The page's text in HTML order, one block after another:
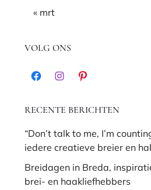
« mrt
VOLG ONS
FacebookInstagramPinterest
RECENTE BERICHTEN
“Don’t talk to me, I’m
iedere creatieve breier en
Breidagen in Breda,
brei- en haakliefhebbers